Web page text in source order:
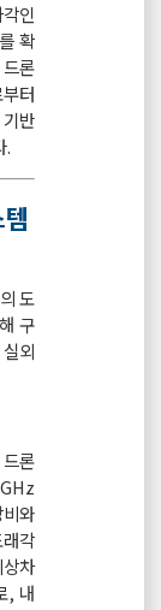
인
확
론
터
반
.
도
구
외
론
와
각
차
, 내